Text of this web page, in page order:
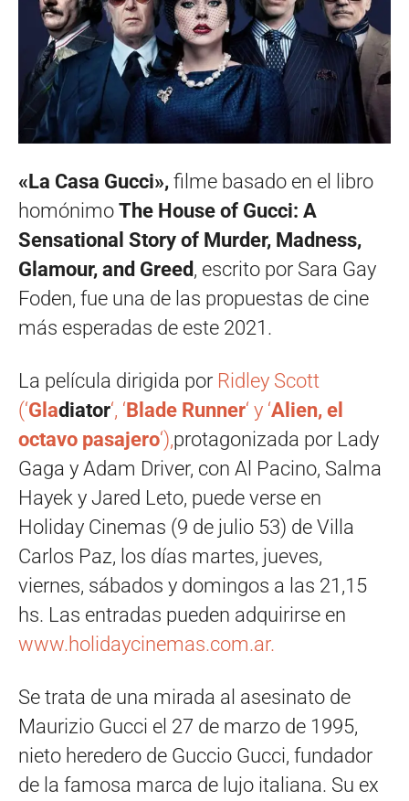
«La Casa Gucci», filme basado en el libro
homónimo The House of Gucci: A
Sensational Story of Murder, Madness,
Glamour, and Greed , escrito por Sara Gay
Foden, fue una de las propuestas de cine
más esperadas de este 2021.
La película dirigida por Ridley Scott
(‘Gladiator‘, ‘Blade Runner‘ y ‘Alien, el
octavo pasajero‘),protagonizada por Lady
Gaga y Adam Driver, con Al Pacino, Salma
Hayek y Jared Leto, puede verse en
Holiday Cinemas (9 de julio 53) de Villa
Carlos Paz, los días martes, jueves,
viernes, sábados y domingos a las 21,15
hs. Las entradas pueden adquirirse en
www.holidaycinemas.com.ar.
Se trata de una mirada al asesinato de
Maurizio Gucci el 27 de marzo de 1995,
nieto heredero de Guccio Gucci, fundador
de la famosa marca de lujo italiana. Su ex